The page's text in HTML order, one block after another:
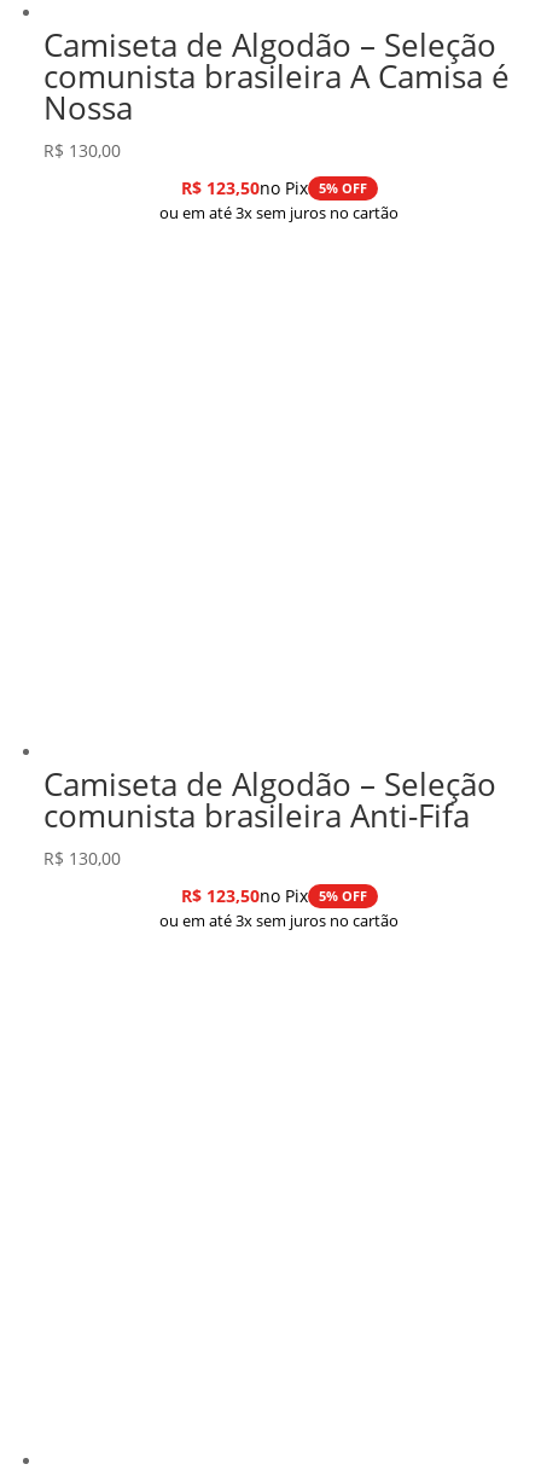
Camiseta de Algodão – Seleção
comunista brasileira A Camisa é
Nossa
R$ 130,00
R$123,50no Pix 5% OFF
ou em até 3x sem juros no cartão
Camiseta de Algodão – Seleção
comunista brasileira Anti-Fifa
R$ 130,00
R$123,50no Pix 5% OFF
ou em até 3x sem juros no cartão